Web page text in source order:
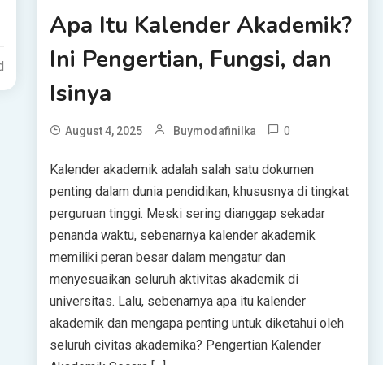
Apa Itu Kalender Akademik?
Ini Pengertian, Fungsi, dan
Isinya
August 4, 2025 Buymodafinilka 0
Kalender akademik adalah salah satu dokumen
penting dalam dunia pendidikan, khususnya di tingkat
perguruan tinggi. Meski sering dianggap sekadar
penanda waktu, sebenarnya kalender akademik
memiliki peran besar dalam mengatur dan
menyesuaikan seluruh aktivitas akademik di
universitas. Lalu, sebenarnya apa itu kalender
akademik dan mengapa penting untuk diketahui oleh
seluruh civitas akademika? Pengertian Kalender